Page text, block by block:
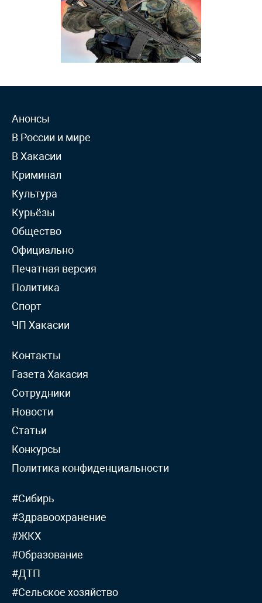
Анонсы
В России и мире
В Хакасии
Криминал
Культура
Курьёзы
Общество
Официально
Печатная версия
Политика
Спорт
ЧП Хакасии
Контакты
Газета Хакасия
Сотрудники
Новости
Статьи
Конкурсы
Политика конфиденциальности
#Сибирь
#Здравоохранение
#ЖКХ
#Образование
#ДТП
#Сельское хозяйство